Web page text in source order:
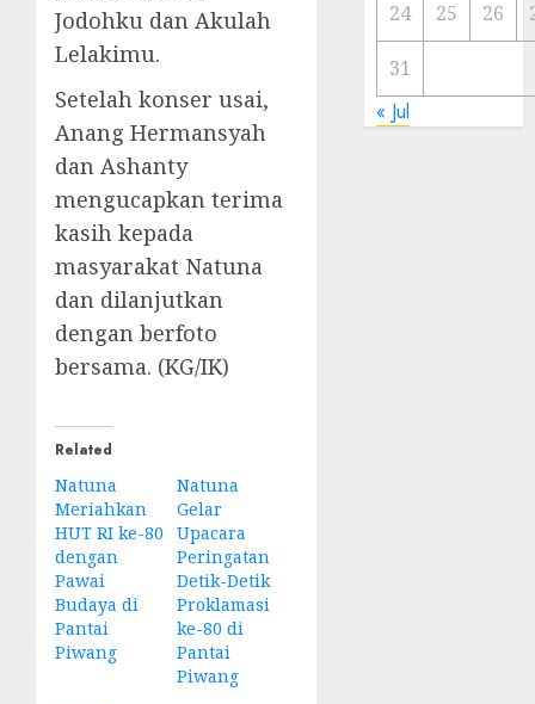
Jodohku dan Akulah
Lelakimu.
Setelah konser usai,
Anang Hermansyah
dan Ashanty
mengucapkan terima
kasih kepada
masyarakat Natuna
dan dilanjutkan
dengan berfoto
bersama. (KG/IK)
Related
Natuna
Meriahkan
HUT RI ke-80
dengan
Pawai
Budaya di
Pantai
Piwang
Natuna
Gelar
Upacara
Peringatan
Detik-Detik
Proklamasi
ke-80 di
Pantai
Piwang
24 25 26
31
« Jul